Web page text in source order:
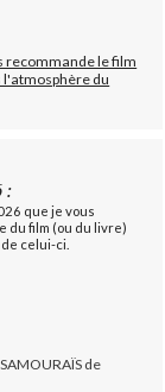
recommande le film
l'atmosphère du
:
que je vous
du film (ou du livre)
celui-ci.
de